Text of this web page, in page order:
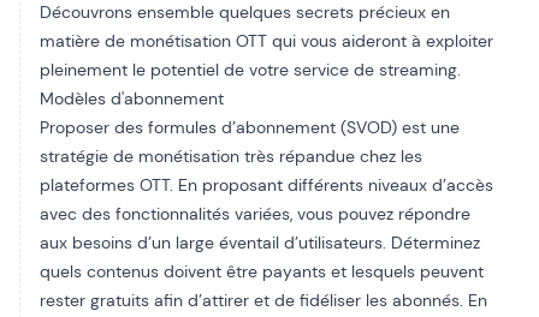
Découvrons ensemble quelques secrets précieux en
matière de monétisation OTT qui vous aideront à exploiter
pleinement le potentiel de votre service de streaming.
Modèles d'abonnement
Proposer des formules d’abonnement (SVOD) est une
stratégie de monétisation très répandue chez les
plateformes OTT. En proposant différents niveaux d’accès
avec des fonctionnalités variées, vous pouvez répondre
aux besoins d’un large éventail d’utilisateurs. Déterminez
quels contenus doivent être payants et lesquels peuvent
rester gratuits afin d’attirer et de fidéliser les abonnés. En